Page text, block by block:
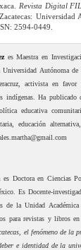
Revista Digital
Universidad
2594-0449.
es Maestra en
Autónoma de
activista en
indígenas. Ha publicado
educativa
educación
es Doctora en Ciencias
Es Docente-
de la Unidad
para revistas y libros
el fenómeno de la
e identidad de la